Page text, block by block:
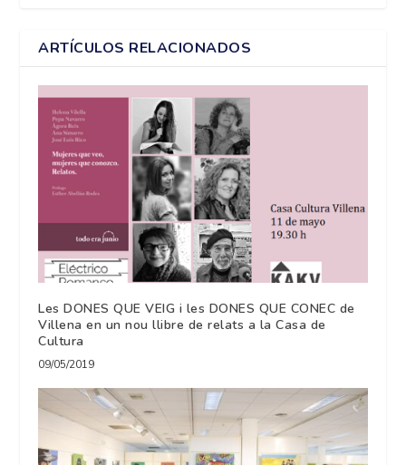
ARTÍCULOS RELACIONADOS
Les DONES QUE VEIG i les DONES QUE CONEC de
Villena en un nou llibre de relats a la Casa de
Cultura
09/05/2019